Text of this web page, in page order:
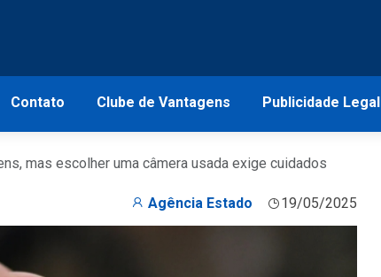
Contato Clube de Vantagens Publicidade Legal
mas escolher uma câmera usada exige cuidados
Agência Estado 19/05/2025